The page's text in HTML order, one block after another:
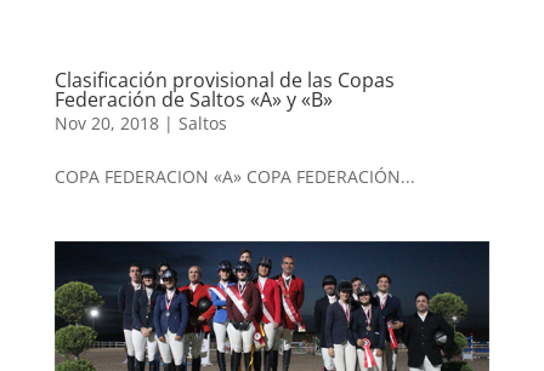
Clasificación provisional de las Copas
Federación de Saltos «A» y «B»
Nov 20, 2018| Saltos
COPA FEDERACION «A» COPA FEDERACIÓN...